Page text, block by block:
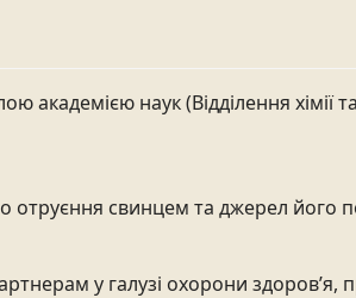
академією наук (Відділення хімії
отруєння свинцем та джерел його
у галузі охорони